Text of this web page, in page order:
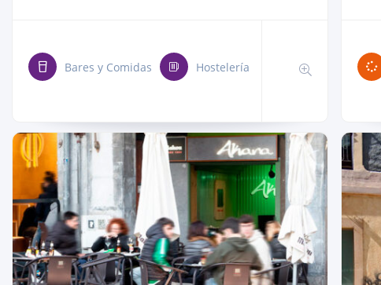
Bares y Comidas Hostelería